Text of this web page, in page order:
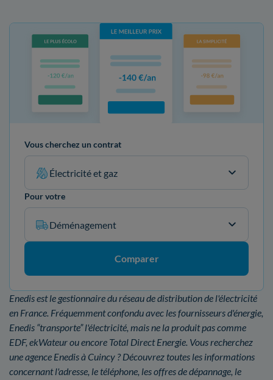
Vous cherchez un contrat
Électricité et gaz
Pour votre
Déménagement
Comparer
Enedis est le gestionnaire du réseau de distribution de l'électricité
en France. Fréquemment confondu avec les fournisseurs d'énergie,
Enedis “transporte” l'électricité, mais ne la produit pas comme
EDF, ekWateur ou encore Total Direct Energie. Vous recherchez
une agence Enedis à Cuincy ? Découvrez toutes les informations
concernant l'adresse, le téléphone, les offres de dépannage, le